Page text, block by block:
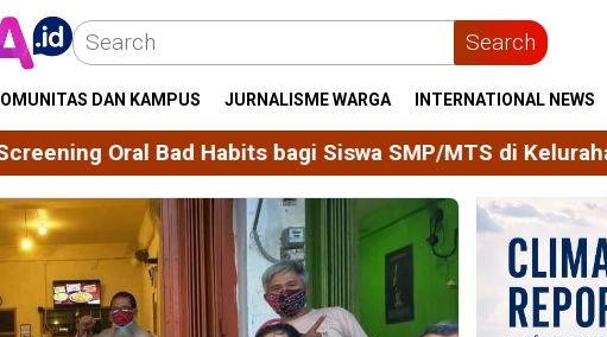
Search
DAN KAMPUS JURNALISME WARGA INTERNATIONAL NEWS
bagi Siswa SMP/MTS di Kelurahan Majjelling Wattang